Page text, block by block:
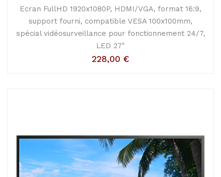
Ecran FullHD 1920x1080P, HDMI/VGA, format 16:9,
support fourni, compatible VESA 100x100mm,
spécial vidéosurveillance pour fonctionnement 24/7,
LED 27"
228,00 €